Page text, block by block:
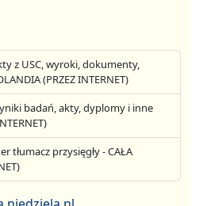
z USC, wyroki, dokumenty,
(PRZEZ INTERNET)
badań, akty, dyplomy i inne
tłumacz przysięgły - CAŁA